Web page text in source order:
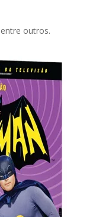
outros.